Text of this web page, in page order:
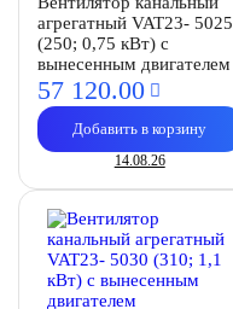
агрегатный VAT23- 5025
(250; 0,75 кВт) с
вынесенным двигателем
57 120.00
Добавить в корзину
14.08.26